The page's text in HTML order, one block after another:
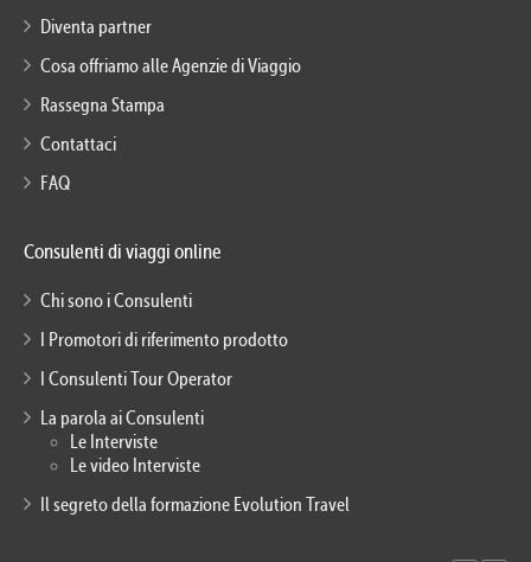
Diventa partner
Cosa offriamo alle Agenzie di Viaggio
Rassegna Stampa
Contattaci
FAQ
Consulenti di viaggi online
Chi sono i Consulenti
I Promotori di riferimento prodotto
I Consulenti Tour Operator
La parola ai Consulenti
Le Interviste
Le video Interviste
Il segreto della formazione Evolution Travel